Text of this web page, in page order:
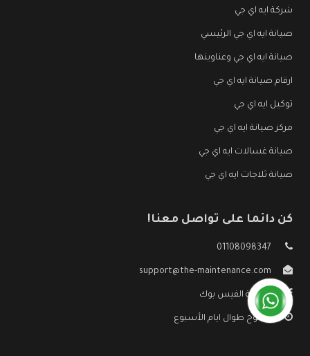
شركة ايه اي جي
صيانة ايه اي جي الرئيسي
صيانة ايه اي جي وعناوينها
ارقام صيانة ايه اي جي
توكيل ايه اي جي
مركز صيانة ايه اي جي
صيانة غسالات ايه اي جي
صيانة ثلاجات ايه اي جي
كن دائما على تواصل معنا!
01108098347
support@the-maintenance.com
صفحة الفيس بوك
مفتوح طوال ايام الأسبوع